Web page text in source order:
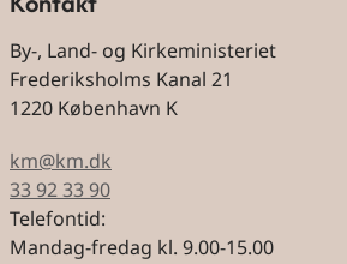
By-, Land- og Kirkeministeriet
Frederiksholms Kanal 21
1220 København K
km@km.dk
33 92 33 90
Telefontid:
Mandag-fredag kl. 9.00-15.00